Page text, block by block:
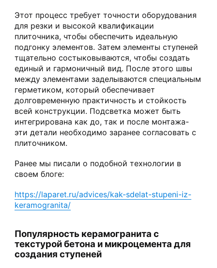
Этот процесс требует точности оборудования
для резки и высокой квалификации
плиточника, чтобы обеспечить идеальную
подгонку элементов. Затем элементы ступеней
тщательно состыковываются, чтобы создать
единый и гармоничный вид. После этого швы
между элементами заделываются специальным
герметиком, который обеспечивает
долговременную практичность и стойкость
всей конструкции. Подсветка может быть
интегрирована как до, так и после монтажа-
эти детали необходимо заранее согласовать с
плиточником.
Ранее мы писали о подобной технологии в
своем блоге:
https://laparet.ru/advices/kak-sdelat-stupeni-iz-
keramogranita/
Популярность керамогранита с
текстурой бетона и микроцемента для
создания ступеней